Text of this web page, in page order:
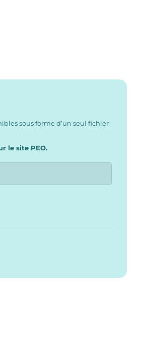
sous forme d’un seul fichier
le site PEO.